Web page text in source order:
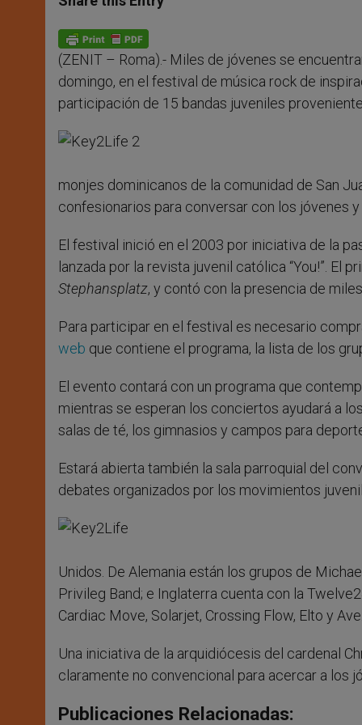
s
p
p
e
g
e
b
o
k
(ZENIT – Roma).- Miles de jóvenes se
domingo, en el festival de música rock de
participación de 15 bandas juveniles
monjes dominicanos de la comunidad de San
confesionarios para conversar con los jóvenes
El festival inició en el 2003 por iniciativa de la
lanzada por la revista juvenil católica “You!”. El
Stephansplatz, y contó con la presencia de
Para participar en el festival es necesario
web que contiene el programa, la lista de los
El evento contará con un programa que
mientras se esperan los conciertos ayudará a
salas de té, los gimnasios y campos para
Estará abierta también la sala parroquial del
debates organizados por los movimientos
Unidos. De Alemania están los grupos de
Privileg Band; e Inglaterra cuenta con la
Cardiac Move, Solarjet, Crossing Flow, Elto y Ave.
Una iniciativa de la arquidiócesis del cardenal
claramente no convencional para acercar a los
Publicaciones Relacionadas: